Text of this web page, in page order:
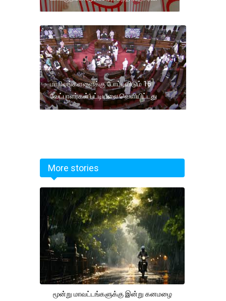
மாநிலங்களவைக்கு போட்டியிடும் 16
வேட்பாளர்கள் பட்டியலை வெளியிட்டது
More stories
மூன்று மாவட்டங்களுக்கு இன்று கனமழை